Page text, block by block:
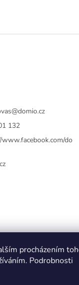
procházením
Podrobnosti
@domio.cz
132
do